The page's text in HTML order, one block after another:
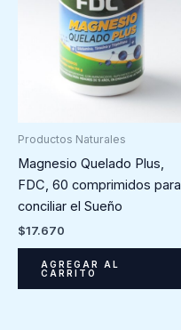
Productos Naturales
Magnesio Quelado Plus,
FDC, 60 comprimidos para
conciliar el Sueño
$17.670
AGREGAR AL
CARRITO